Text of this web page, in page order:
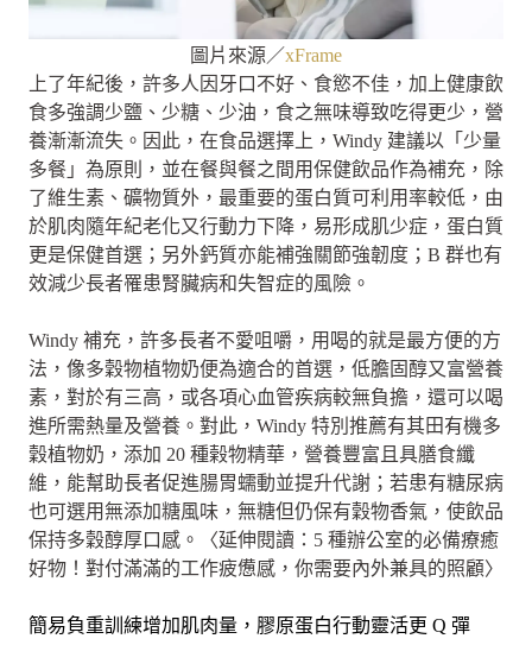
圖片來源／xFrame
上了年紀後，許多人因牙口不好、食慾不佳，加上健康飲
食多強調少鹽、少糖、少油，食之無味導致吃得更少，營
養漸漸流失。因此，在食品選擇上，Windy 建議以「少量
多餐」為原則，並在餐與餐之間用保健飲品作為補充，除
了維生素、礦物質外，最重要的蛋白質可利用率較低，由
於肌肉隨年紀老化又行動力下降，易形成肌少症，蛋白質
更是保健首選；另外鈣質亦能補強關節強韌度；B 群也有
效減少長者罹患腎臟病和失智症的風險。
Windy 補充，許多長者不愛咀嚼，用喝的就是最方便的方
法，像多穀物植物奶便為適合的首選，低膽固醇又富營養
素，對於有三高，或各項心血管疾病較無負擔，還可以喝
進所需熱量及營養。對此，Windy 特別推薦有其田有機多
穀植物奶，添加 20 種榖物精華，營養豐富且具膳食纖
維，能幫助長者促進腸胃蠕動並提升代謝；若患有糖尿病
也可選用無添加糖風味，無糖但仍保有穀物香氣，使飲品
保持多穀醇厚口感。〈延伸閱讀：5 種辦公室的必備療癒
好物！對付滿滿的工作疲憊感，你需要內外兼具的照顧〉
簡易負重訓練增加肌肉量，膠原蛋白行動靈活更 Q 彈